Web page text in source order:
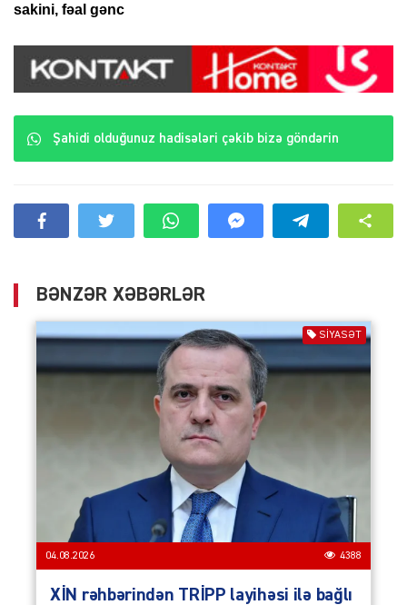
sakini, fəal gənc
Şahidi olduğunuz hadisələri çəkib bizə göndərin
BƏNZƏR XƏBƏRLƏR
SIYASƏT
04.08.2026 4388
XİN rəhbərindən TRİPP layihəsi ilə bağlı